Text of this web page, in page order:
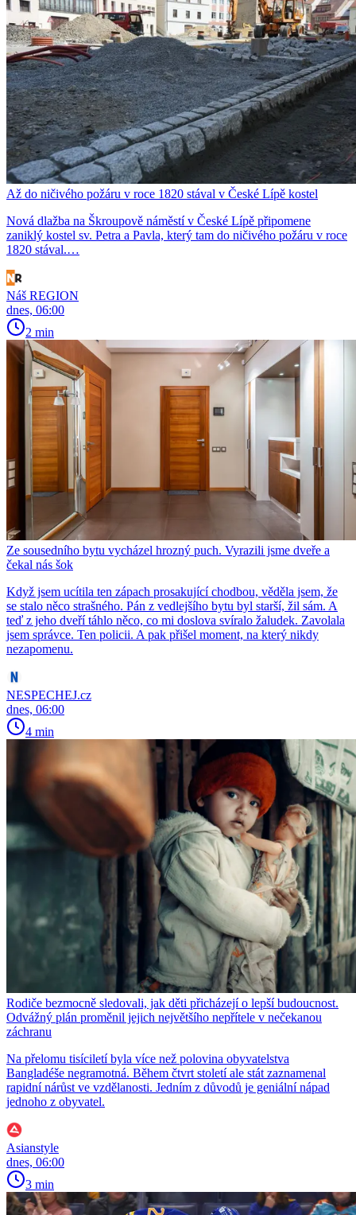
Až do ničivého požáru v roce 1820 stával v České Lípě kostel
Nová dlažba na Škroupově náměstí v České Lípě připomene
zaniklý kostel sv. Petra a Pavla, který tam do ničivého požáru v roce
1820 stával.…
Náš REGION
dnes, 06:00
2 min
Ze sousedního bytu vycházel hrozný puch. Vyrazili jsme dveře a
čekal nás šok
Když jsem ucítila ten zápach prosakující chodbou, věděla jsem, že
se stalo něco strašného. Pán z vedlejšího bytu byl starší, žil sám. A
teď z jeho dveří táhlo něco, co mi doslova svíralo žaludek. Zavolala
jsem správce. Ten policii. A pak přišel moment, na který nikdy
nezapomenu.
NESPECHEJ.cz
dnes, 06:00
4 min
Rodiče bezmocně sledovali, jak děti přicházejí o lepší budoucnost.
Odvážný plán proměnil jejich největšího nepřítele v nečekanou
záchranu
Na přelomu tisíciletí byla více než polovina obyvatelstva
Bangladéše negramotná. Během čtvrt století ale stát zaznamenal
rapidní nárůst ve vzdělanosti. Jedním z důvodů je geniální nápad
jednoho z obyvatel.
Asianstyle
dnes, 06:00
3 min